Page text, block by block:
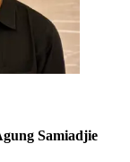
Samiadjie